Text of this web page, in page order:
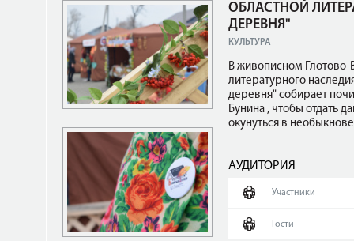
ОБЛАСТНОЙ
ДЕРЕВНЯ"
КУЛЬТУРА
В живописном Глотово-
литературного
деревня" собирает
Бунина , чтобы отдать
окунуться в
АУДИТОРИЯ
Участники
Гости